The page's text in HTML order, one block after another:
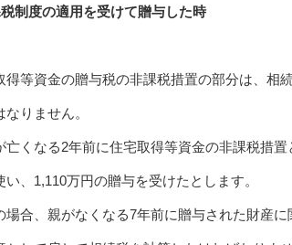
制度の適用を受けて贈与した時
得等資金の贈与税の非課税措置の部分は、相
りません。
亡くなる2年前に住宅取得等資金の非課税措置
、1,110万円の贈与を受けたとします。
場合、親がなくなる7年前に贈与された財産に